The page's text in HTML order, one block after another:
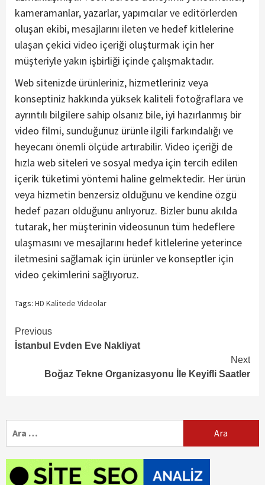
kameramanlar, yazarlar, yapımcılar ve editörlerden
oluşan ekibi, mesajlarını ileten ve hedef kitlelerine
ulaşan çekici video içeriği oluşturmak için her
müşteriyle yakın işbirliği içinde çalışmaktadır.
Web sitenizde ürünleriniz, hizmetleriniz veya
konseptiniz hakkında yüksek kaliteli fotoğraflara ve
ayrıntılı bilgilere sahip olsanız bile, iyi hazırlanmış bir
video filmi, sunduğunuz ürünle ilgili farkındalığı ve
heyecanı önemli ölçüde artırabilir. Video içeriği de
hızla web siteleri ve sosyal medya için tercih edilen
içerik tüketimi yöntemi haline gelmektedir. Her ürün
veya hizmetin benzersiz olduğunu ve kendine özgü
hedef pazarı olduğunu anlıyoruz. Bizler bunu akılda
tutarak, her müşterinin videosunun tüm hedeflere
ulaşmasını ve mesajlarını hedef kitlelerine yeterince
iletmesini sağlamak için ürünler ve konseptler için
video çekimlerini sağlıyoruz.
Tags: HD Kalitede Videolar
Continue
Reading
Previous
İstanbul Evden Eve Nakliyat
Next
Boğaz Tekne Organizasyonu İle Keyifli Saatler